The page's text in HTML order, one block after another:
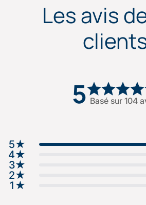
Les avis
5 Basé sur 104
5★
4★
3★
2★
1 ★